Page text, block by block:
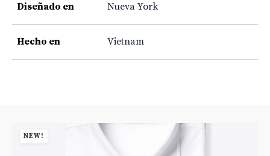
Diseñado en Nueva York
Hecho en Vietnam
NEW!